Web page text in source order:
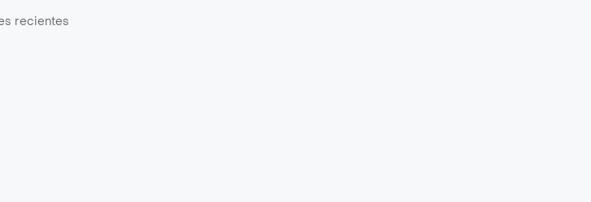
recientes